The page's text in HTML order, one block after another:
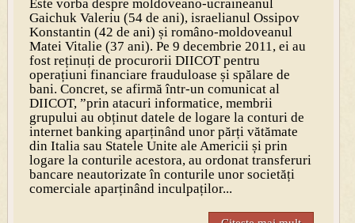
Este vorba despre moldoveano-ucraineanul
Gaichuk Valeriu (54 de ani), israelianul Ossipov
Konstantin (42 de ani) și româno-moldoveanul
Matei Vitalie (37 ani). Pe 9 decembrie 2011, ei au
fost reținuți de procurorii DIICOT pentru
operațiuni financiare frauduloase și spălare de
bani. Concret, se afirmă într-un comunicat al
DIICOT, ”prin atacuri informatice, membrii
grupului au obținut datele de logare la conturi de
internet banking aparținând unor părți vătămate
din Italia sau Statele Unite ale Americii și prin
logare la conturile acestora, au ordonat transferuri
bancare neautorizate în conturile unor societăți
comerciale aparținând inculpaților...